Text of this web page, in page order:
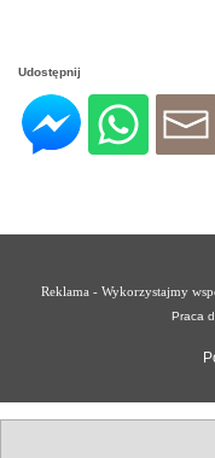
Udostępnij
Reklama - Wykorzystajmy
Praca